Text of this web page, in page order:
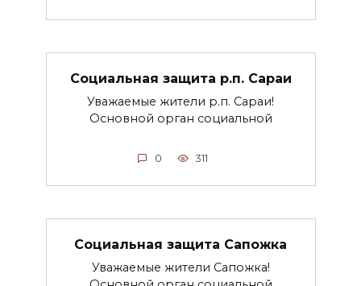
Социальная защита р.п. Сараи
Уважаемые жители р.п. Сараи!
Основной орган социальной
0 311
Социальная защита Сапожка
Уважаемые жители Сапожка!